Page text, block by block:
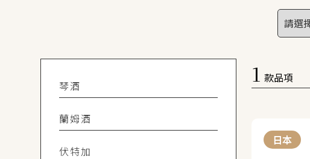
琴酒
蘭姆酒
伏特加
1 款品項
日本